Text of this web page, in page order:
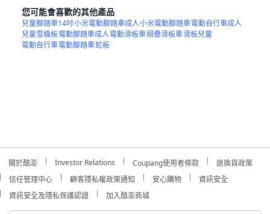
您可能會喜歡的其他產品
兒童腳踏車14吋小米電動腳踏車成人小米電動腳踏車電動自行車成人
兒童雪橇板電動腳踏車成人電動滑板車摺疊滑板車滑板兒童
電動自行車電動腳踏車蛇板
關於酷澎 Investor Relations Coupang使用者條款
退換貨政策
信任管理中心
顧客隱私權政策通知 安心購物
資訊安全
資訊安全及隱私保護認證
加入酷澎商城